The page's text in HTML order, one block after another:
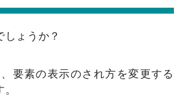
しょうか？
要素の表示のされ方を変更する